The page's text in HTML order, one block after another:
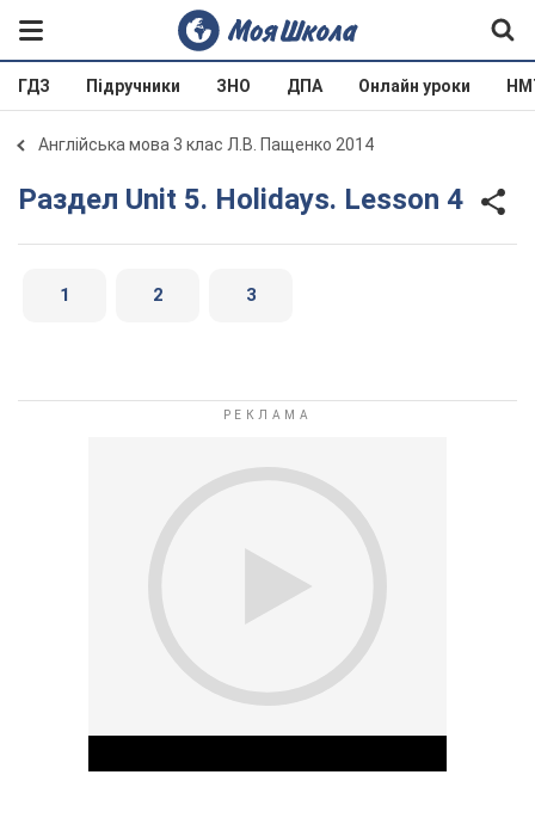
ГДЗ Підручники ЗНО ДПА Онлайн уроки
Англійська мова 3 клас Л.В. Пащенко 2014
Раздел Unit 5. Holidays. Lesson 4
1 2 3